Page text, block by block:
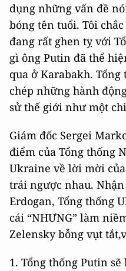
dụng những vấn đề
bóng tên tuổi. Tôi
đang rất ghen tỵ với
gì ông Putin đã thể
qua ở Karabakh. Tổng
chép những hành
sử thế giới như một
Giám đốc Sergei
điểm của Tổng thống
Ukraine về lời mời
trái ngược nhau.
Erdogan, Tổng thống
cái “NHƯNG” làm
Zelensky bỗng vụt
1. Tổng thống Putin